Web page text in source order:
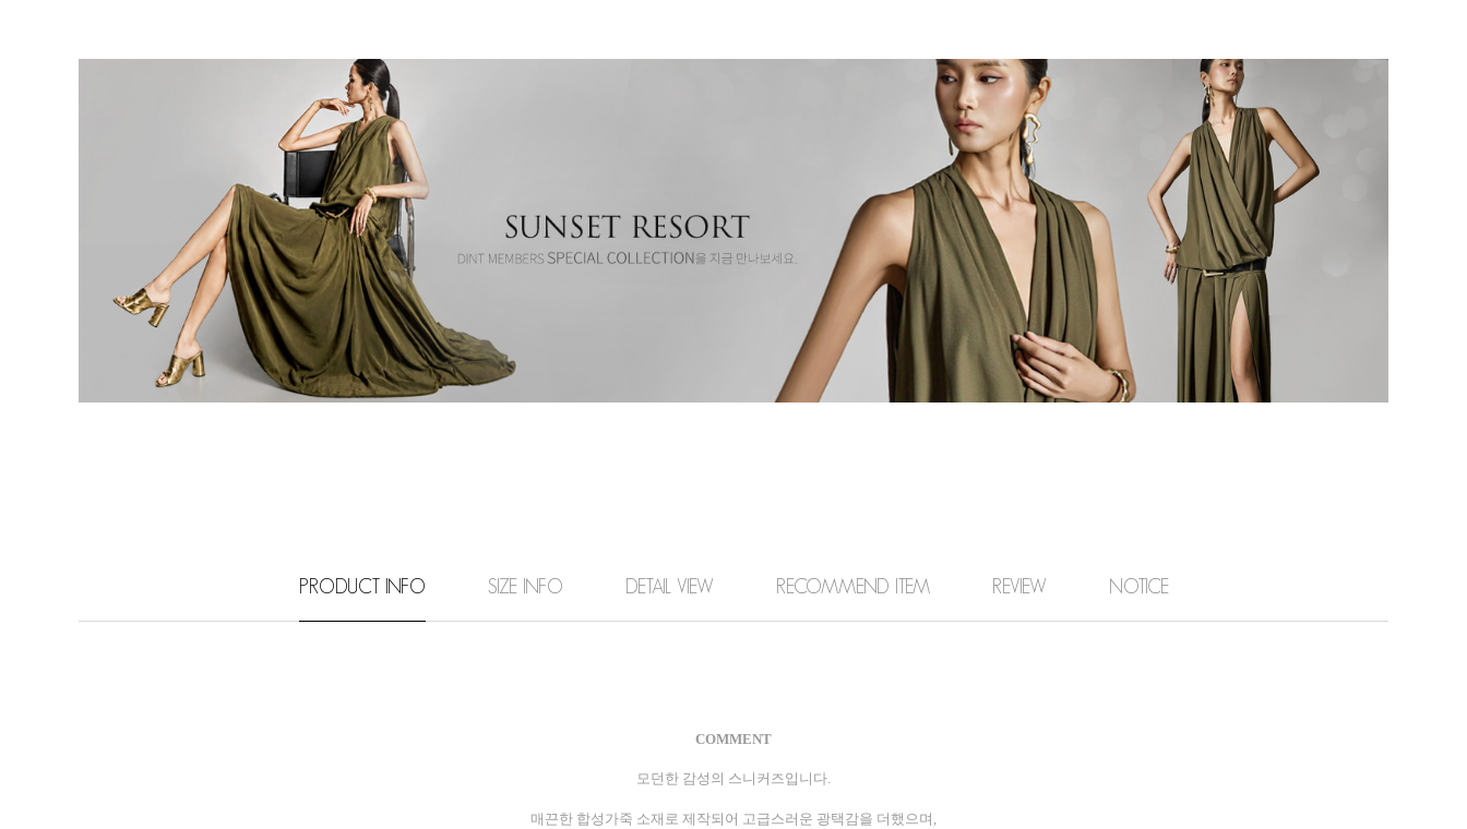
PRODUCT INFO SIZE INFO DETAIL VIEW RECOMMEND ITEM REVIEW NOTICE
COMMENT
모던한 감성의 스니커즈입니다.
매끈한 합성가죽 소재로 제작되어 고급스러운 광택감을 더했으며,